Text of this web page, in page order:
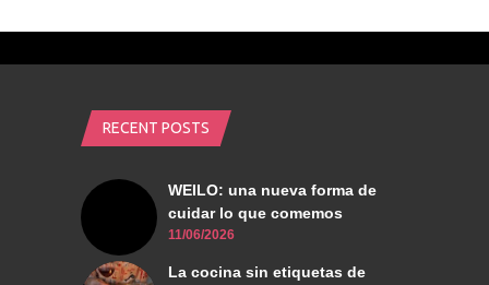
RECENT POSTS
WEILO: una nueva forma de
cuidar lo que comemos
11/06/2026
La cocina sin etiquetas de